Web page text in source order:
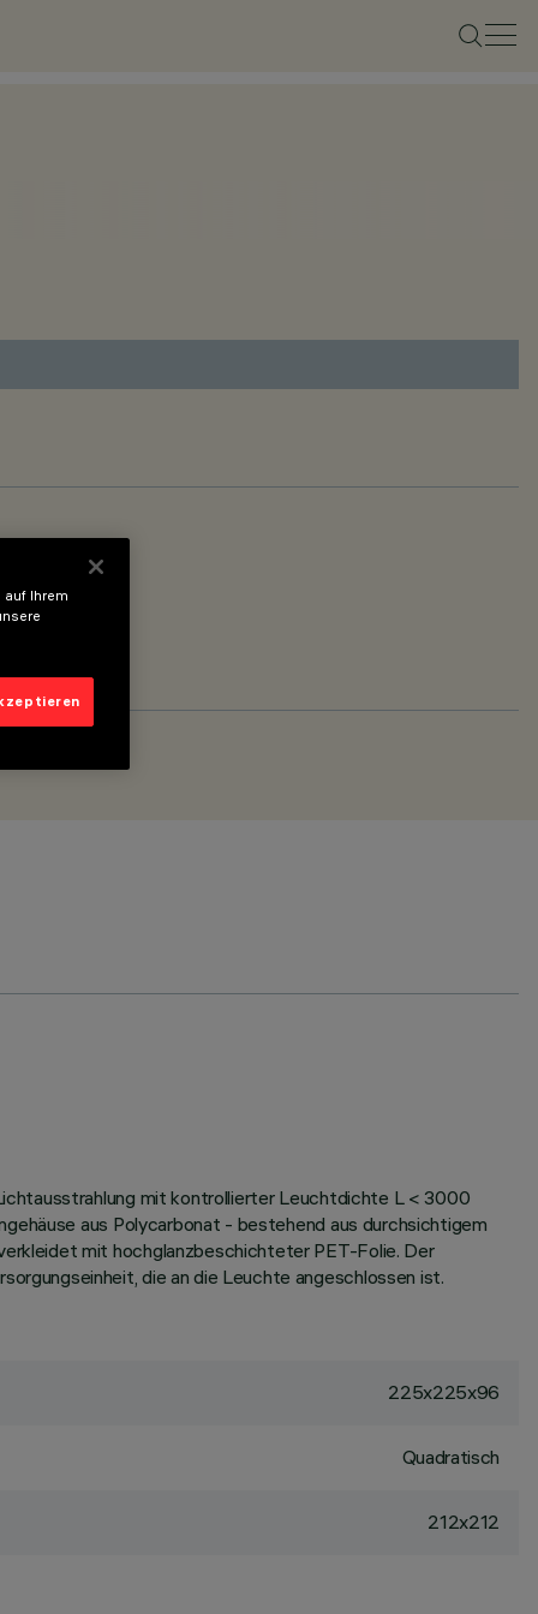
mit kontrollierter Leuchtdichte L < 3000
aus Polycarbonat - bestehend aus durchsichtigem
mit hochglanzbeschichteter PET-Folie. Der
die an die Leuchte angeschlossen ist.
225x225x96
Quadratisch
212x212
auf Ihrem